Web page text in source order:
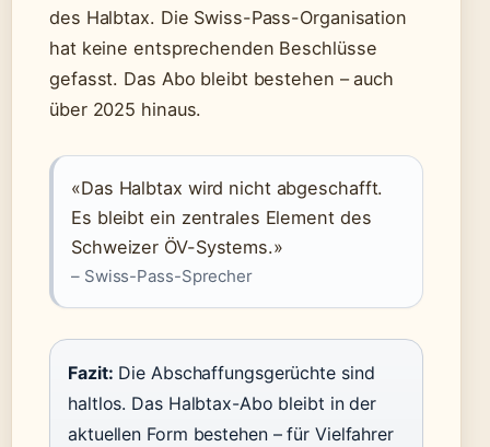
des Halbtax. Die Swiss-Pass-Organisation
hat keine entsprechenden Beschlüsse
gefasst. Das Abo bleibt bestehen – auch
über 2025 hinaus.
«Das Halbtax wird nicht abgeschafft.
Es bleibt ein zentrales Element des
Schweizer ÖV-Systems.»
– Swiss-Pass-Sprecher
Fazit: Die Abschaffungsgerüchte sind
haltlos. Das Halbtax-Abo bleibt in der
aktuellen Form bestehen – für Vielfahrer